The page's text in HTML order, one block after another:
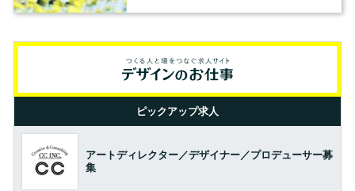
ピックアップ求人
アートディレクター／デザイナー／プロデューサー募
集